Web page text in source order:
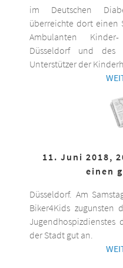
im Deutschen
überreichte dort einen
Ambulanten
Düsseldorf und
Unterstützer der
11. Juni 2018,
einen
Düsseldorf. Am
Biker4Kids zugunsten
Jugendhospizdienstes
der Stadt gut an.